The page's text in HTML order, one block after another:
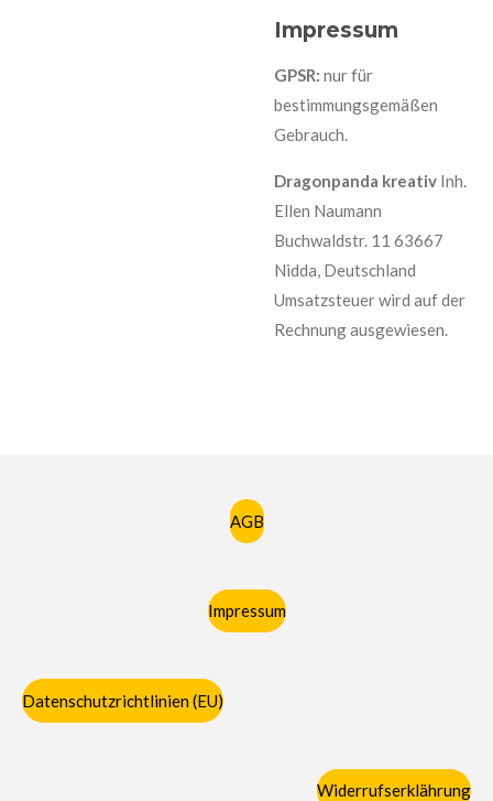
Impressum
GPSR: nur für
bestimmungsgemäßen
Gebrauch.
Dragonpanda kreativ Inh.
Ellen Naumann
Buchwaldstr. 11 63667
Nidda, Deutschland
Umsatzsteuer wird auf der
Rechnung ausgewiesen.
AGB
Impressum
Datenschutzrichtlinien (EU)
Widerrufserklährung